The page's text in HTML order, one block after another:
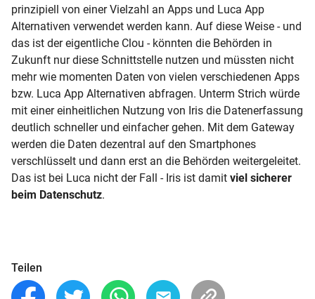
prinzipiell von einer Vielzahl an Apps und Luca App
Alternativen verwendet werden kann. Auf diese Weise - und
das ist der eigentliche Clou - könnten die Behörden in
Zukunft nur diese Schnittstelle nutzen und müssten nicht
mehr wie momenten Daten von vielen verschiedenen Apps
bzw. Luca App Alternativen abfragen. Unterm Strich würde
mit einer einheitlichen Nutzung von Iris die Datenerfassung
deutlich schneller und einfacher gehen. Mit dem Gateway
werden die Daten dezentral auf den Smartphones
verschlüsselt und dann erst an die Behörden weitergeleitet.
Das ist bei Luca nicht der Fall - Iris ist damit viel sicherer
beim Datenschutz.
Teilen